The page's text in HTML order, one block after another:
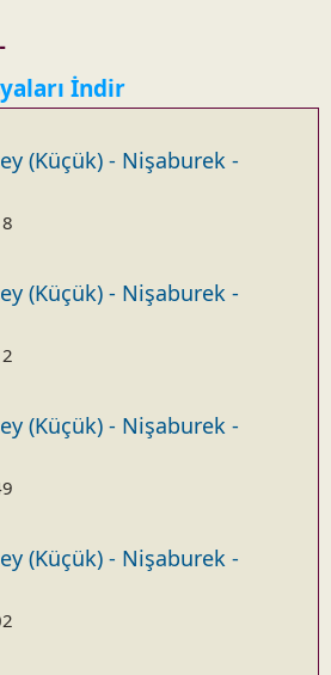
İndir
(Küçük) - Nişaburek -
(Küçük) - Nişaburek -
(Küçük) - Nişaburek -
(Küçük) - Nişaburek -